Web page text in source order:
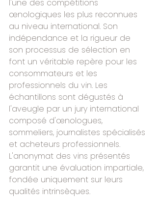
l'une des compétitions
œnologiques les plus reconnues
au niveau international. Son
indépendance et la rigueur de
son processus de sélection en
font un véritable repère pour les
consommateurs et les
professionnels du vin. Les
échantillons sont dégustés à
l'aveugle par un jury international
composé d'œnologues,
sommeliers, journalistes spécialisés
et acheteurs professionnels.
L'anonymat des vins présentés
garantit une évaluation impartiale,
fondée uniquement sur leurs
qualités intrinsèques.